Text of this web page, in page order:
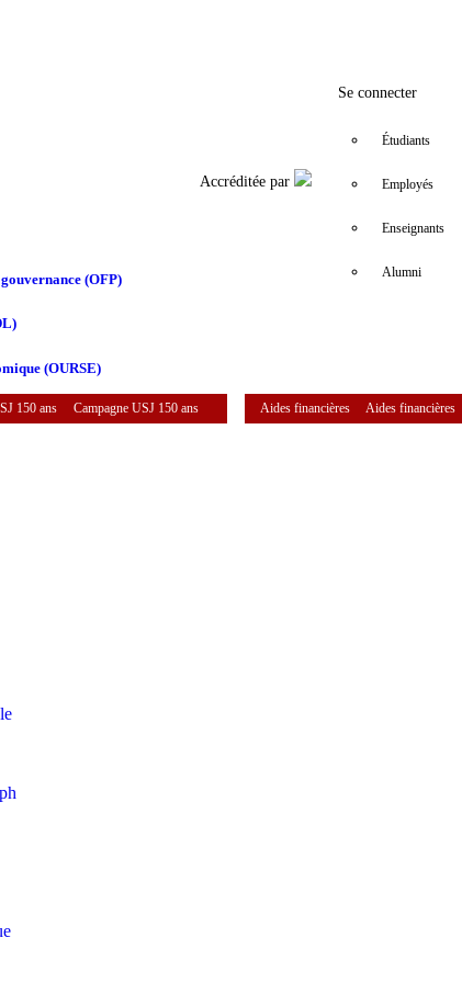
Accréditée par
Se connecter
Étudiants
Employés
Enseignants
Alumni
150 ans Campagne USJ 150 ans Aides financières Aides financières
(OFP)
(OURSE)
au Liban (OEIL)